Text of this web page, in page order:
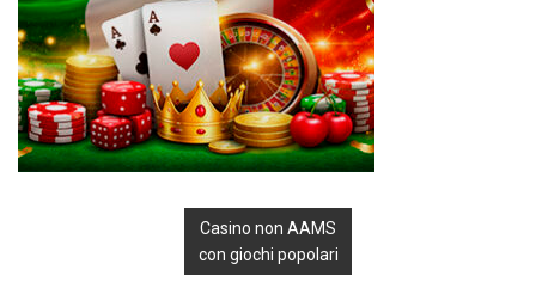
Casino non AAMS
con giochi popolari